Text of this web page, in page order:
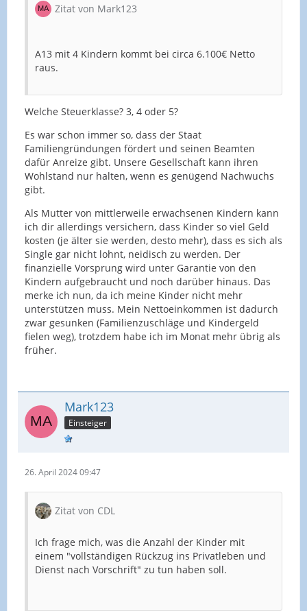
Zitat von Mark123
A13 mit 4 Kindern kommt bei circa 6.100€ Netto
raus.
Welche Steuerklasse? 3, 4 oder 5?
Es war schon immer so, dass der Staat
Familiengründungen fördert und seinen Beamten
dafür Anreize gibt. Unsere Gesellschaft kann ihren
Wohlstand nur halten, wenn es genügend Nachwuchs
gibt.
Als Mutter von mittlerweile erwachsenen Kindern kann
ich dir allerdings versichern, dass Kinder so viel Geld
kosten (je älter sie werden, desto mehr), dass es sich als
Single gar nicht lohnt, neidisch zu werden. Der
finanzielle Vorsprung wird unter Garantie von den
Kindern aufgebraucht und noch darüber hinaus. Das
merke ich nun, da ich meine Kinder nicht mehr
unterstützen muss. Mein Nettoeinkommen ist dadurch
zwar gesunken (Familienzuschläge und Kindergeld
fielen weg), trotzdem habe ich im Monat mehr übrig als
früher.
Mark123
Einsteiger
26. April 2024 09:47
Zitat von CDL
Ich frage mich, was die Anzahl der Kinder mit
einem "vollständigen Rückzug ins Privatleben und
Dienst nach Vorschrift" zu tun haben soll.